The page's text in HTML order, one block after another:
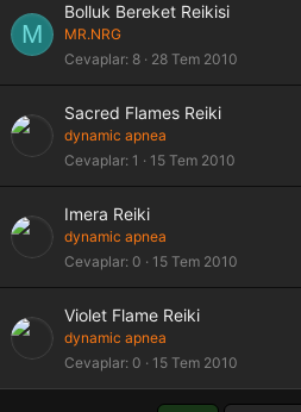
M
Bolluk Bereket Reikisi
MR.NRG
Cevaplar 8 28 Tem 2010
Sacred Flames Reiki
dynamic apnea
Cevaplar 1 15 Tem 2010
Imera Reiki
dynamic apnea
Cevaplar 0 15 Tem 2010
Violet Flame Reiki
dynamic apnea
Cevaplar 0 15 Tem 2010